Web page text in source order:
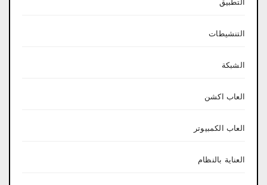
التطبيق
التنشيطات
الشبكة
العاب اكشن
العاب الكمبيوتر
العناية بالنظام